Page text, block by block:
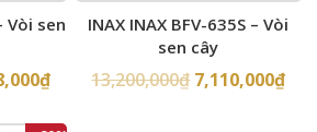
Vòi sen
₫
INAX INAX BFV-635S – Vòi
sen cây
13,200,000₫ 7,110,000₫